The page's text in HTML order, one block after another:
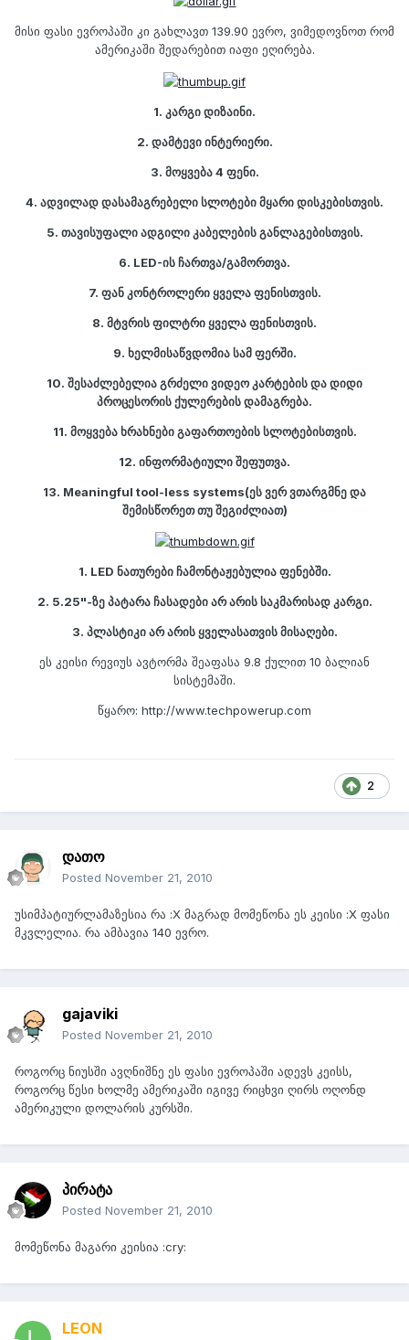
მისი ფასი ევროპაში კი გახლავთ 139.90 ევრო, ვიმედოვნოთ რომ
ამერიკაში შედარებით იაფი ეღირება.
1. კარგი დიზაინი.
2. დამტევი ინტერიერი.
3. მოყვება 4 ფენი.
4. ადვილად დასამაგრებელი სლოტები მყარი დისკებისთვის.
5. თავისუფალი ადგილი კაბელების განლაგებისთვის.
6. LED-ის ჩართვა/გამორთვა.
7. ფან კონტროლერი ყველა ფენისთვის.
8. მტვრის ფილტრი ყველა ფენისთვის.
9. ხელმისაწვდომია სამ ფერში.
10. შესაძლებელია გრძელი ვიდეო კარტების და დიდი
პროცესორის ქულერების დამაგრება.
11. მოყვება ხრახნები გაფართოების სლოტებისთვის.
12. ინფორმატიული შეფუთვა.
13. Meaningful tool-less systems(ეს ვერ ვთარგმნე და
შემისწორეთ თუ შეგიძლიათ)
1. LED ნათურები ჩამონტაჟებულია ფენებში.
2. 5.25"-ზე პატარა ჩასადები არ არის საკმარისად კარგი.
3. პლასტიკი არ არის ყველასათვის მისაღები.
ეს კეისი რევიუს ავტორმა შეაფასა 9.8 ქულით 10 ბალიან
სისტემაში.
წყარო: http://www.techpowerup.com
2
დათო
Posted November 21, 2010
უსიმპატიურლამაზესია რა :X მაგრად მომეწონა ეს კეისი :X ფასი
მკვლელია. რა ამბავია 140 ევრო.
gajaviki
Posted November 21, 2010
როგორც ნიუსში ავღნიშნე ეს ფასი ევროპაში ადევს კეისს,
როგორც წესი ხოლმე ამერიკაში იგივე რიცხვი ღირს ოღონდ
ამერიკული დოლარის კურსში.
პირატა
Posted November 21, 2010
მომეწონა მაგარი კეისია :cry:
LEON